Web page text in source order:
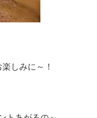
しみに～！